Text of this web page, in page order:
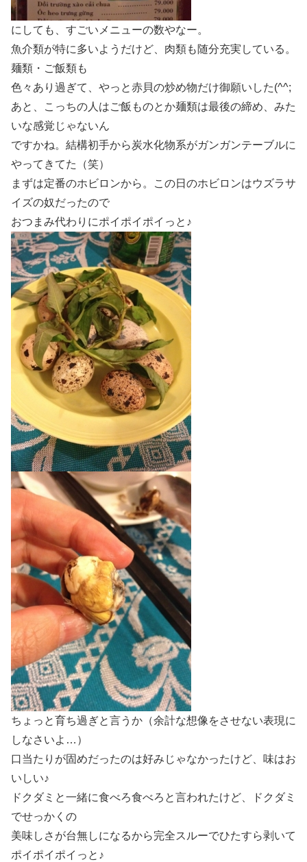
にしても、すごいメニューの数やなー。
魚介類が特に多いようだけど、肉類も随分充実している。
麺類・ご飯類も
色々あり過ぎて、やっと赤貝の炒め物だけ御願いした(^^;
あと、こっちの人はご飯ものとか麺類は最後の締め、みた
いな感覚じゃないん
ですかね。結構初手から炭水化物系がガンガンテーブルに
やってきてた（笑）
まずは定番のホビロンから。この日のホビロンはウズラサ
イズの奴だったので
おつまみ代わりにポイポイポイっと♪
ちょっと育ち過ぎと言うか（余計な想像をさせない表現に
しなさいよ…）
口当たりが固めだったのは好みじゃなかったけど、味はお
いしい♪
ドクダミと一緒に食べろ食べろと言われたけど、ドクダミ
でせっかくの
美味しさが台無しになるから完全スルーでひたすら剥いて
ポイポイポイっと♪